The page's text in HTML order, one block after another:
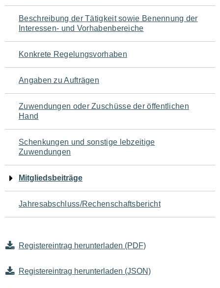
für
den
Seiteninhalt
Beschreibung der Tätigkeit sowie Benennung der
Interessen- und Vorhabenbereiche
Konkrete Regelungsvorhaben
Angaben zu Aufträgen
Zuwendungen oder Zuschüsse der öffentlichen
Hand
Schenkungen und sonstige lebzeitige
Zuwendungen
Mitgliedsbeiträge
Jahresabschluss/Rechenschaftsbericht
Registereintrag herunterladen (PDF)
Registereintrag herunterladen (JSON)